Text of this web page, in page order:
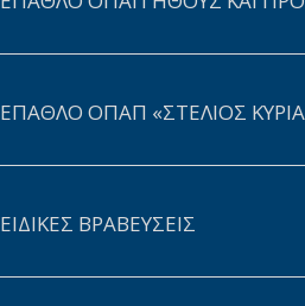
ΕΠΑΘΛΟ ΟΠΑΠ «ΣΤΕΛΙΟΣ
ΕΙΔΙΚΕΣ ΒΡΑΒΕΥΣΕΙΣ